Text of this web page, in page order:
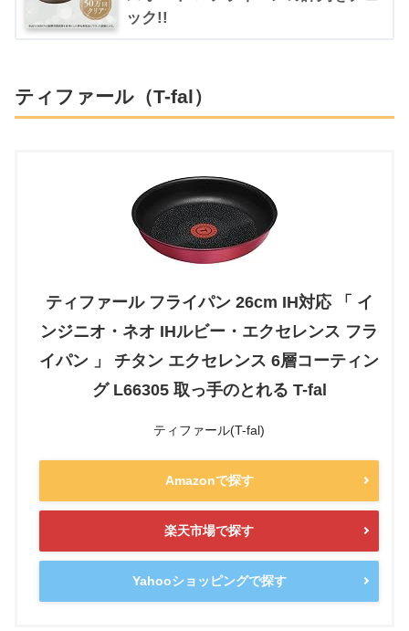
ック!!
ティファール（T-fal）
ティファール フライパン 26cm IH対応 「 イ
ンジニオ・ネオ IHルビー・エクセレンス フラ
イパン 」 チタン エクセレンス 6層コーティン
グ L66305 取っ手のとれる T-fal
ティファール(T-fal)
Amazonで探す
楽天市場で探す
Yahooショッピングで探す